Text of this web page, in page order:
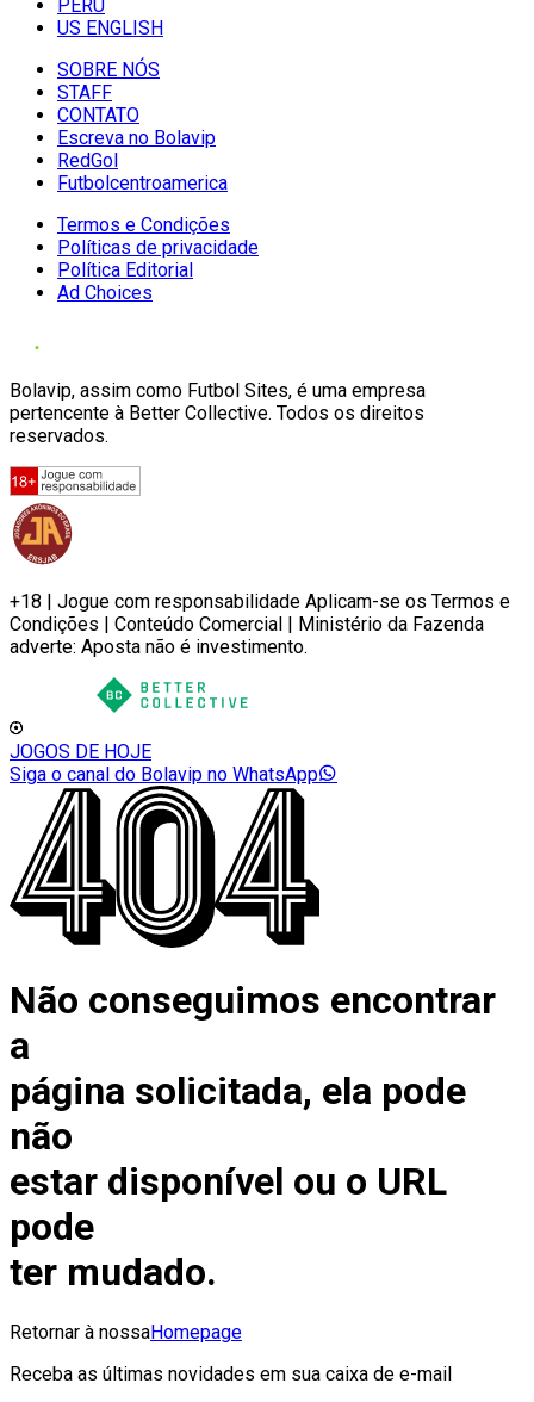
PERU
US ENGLISH
SOBRE NÓS
STAFF
CONTATO
Escreva no Bolavip
RedGol
Futbolcentroamerica
Termos e Condições
Políticas de privacidade
Política Editorial
Ad Choices
Bolavip, assim como Futbol Sites, é uma empresa
pertencente à Better Collective. Todos os direitos
reservados.
+18 | Jogue com responsabilidade Aplicam-se os Termos e
Condições | Conteúdo Comercial | Ministério da Fazenda
adverte: Aposta não é investimento.
JOGOS DE HOJE
Siga o canal do Bolavip no WhatsApp
Não conseguimos encontrar
a
página solicitada, ela pode
não
estar disponível ou o URL
pode
ter mudado.
Retornar à nossaHomepage
Receba as últimas novidades em sua caixa de e-mail